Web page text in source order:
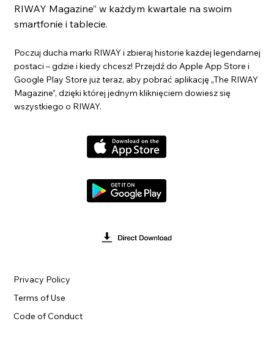
RIWAY Magazine” w każdym kwartale na swoim
smartfonie i tablecie.
Poczuj ducha marki RIWAY i zbieraj historie każdej legendarnej
postaci – gdzie i kiedy chcesz! Przejdź do Apple App Store i
Google Play Store już teraz, aby pobrać aplikację „The RIWAY
Magazine”, dzięki której jednym kliknięciem dowiesz się
wszystkiego o RIWAY.
Terms of Use
Privacy Policy
Code of Conduct